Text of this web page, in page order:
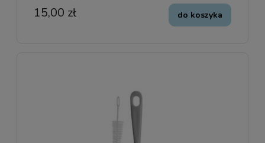
15,00 zł do koszyka